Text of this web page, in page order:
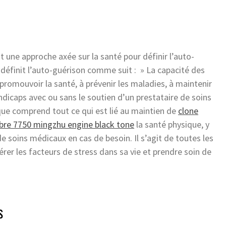
approche axée sur la santé pour définir l’auto-
l’auto-guérison comme suit : » La capacité des
la santé, à prévenir les maladies, à maintenir
avec ou sans le soutien d’un prestataire de soins
comprend tout ce qui est lié au maintien de clone
7750 mingzhu engine black tone la santé physique, y
soins médicaux en cas de besoin. Il s’agit de toutes les
les facteurs de stress dans sa vie et prendre soin de